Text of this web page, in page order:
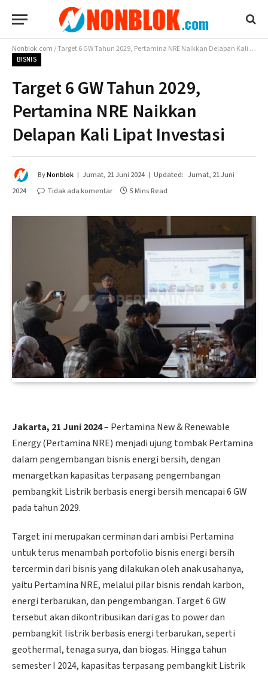
Nonblok.com/Target 6 GW Tahun 2029, Pertamina NRE Naikkan Delapan Kali Lipat Investasi
BISNIS
Target 6 GW Tahun 2029,
Pertamina NRE Naikkan
Delapan Kali Lipat Investasi
ByNonblok Jumat, 21 Juni 2024 Updated: Jumat, 21 Juni
2024
Tidak ada komentar 5 Mins Read
Jakarta, 21 Juni 2024– Pertamina New & Renewable
Energy (Pertamina NRE) menjadi ujung tombak Pertamina
dalam pengembangan bisnis energi bersih, dengan
menargetkan kapasitas terpasang pengembangan
pembangkit Listrik berbasis energi bersih mencapai 6 GW
pada tahun 2029.
Target ini merupakan cerminan dari ambisi Pertamina
untuk terus menambah portofolio bisnis energi bersih
tercermin dari bisnis yang dilakukan oleh anak usahanya,
yaitu Pertamina NRE, melalui pilar bisnis rendah karbon,
energi terbarukan, dan pengembangan. Target 6 GW
tersebut akan dikontribusikan dari gas to power dan
pembangkit listrik berbasis energi terbarukan, seperti
geothermal, tenaga surya, dan biogas. Hingga tahun
semester I 2024, kapasitas terpasang pembangkit Listrik